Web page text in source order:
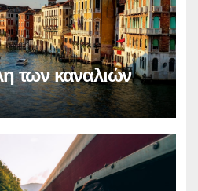
των καναλιών